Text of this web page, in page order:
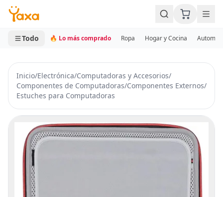
MINI CARRITO
0 productos
Todo 🔥 Lo más comprado Ropa Hogar y Cocina
Inicio/Electrónica/Computadoras y Accesorios/
Componentes de Computadoras/Componentes Externos/
Estuches para Computadoras